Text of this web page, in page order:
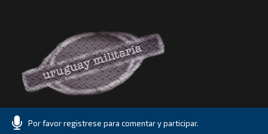
Por favor registrese para comentar y participar.